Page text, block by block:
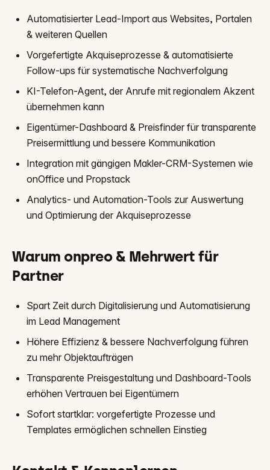
Automatisierter Lead-Import aus Websites, Portalen
& weiteren Quellen
Vorgefertigte Akquiseprozesse & automatisierte
Follow-ups für systematische Nachverfolgung
KI-Telefon-Agent, der Anrufe mit regionalem Akzent
übernehmen kann
Eigentümer-Dashboard & Preisfinder für transparente
Preisermittlung und bessere Kommunikation
Integration mit gängigen Makler-CRM-Systemen wie
onOffice und Propstack
Analytics- und Automation-Tools zur Auswertung
und Optimierung der Akquiseprozesse
Warum onpreo & Mehrwert für
Partner
Spart Zeit durch Digitalisierung und Automatisierung
im Lead Management
Höhere Effizienz & bessere Nachverfolgung führen
zu mehr Objektaufträgen
Transparente Preisgestaltung und Dashboard-Tools
erhöhen Vertrauen bei Eigentümern
Sofort startklar: vorgefertigte Prozesse und
Templates ermöglichen schnellen Einstieg